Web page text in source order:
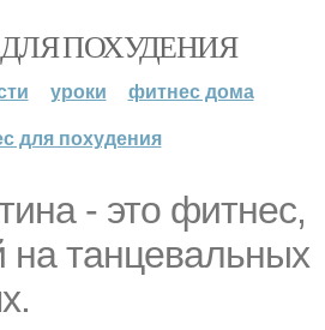
ПОХУДЕНИЯ
уроки
фитнес дома
для похудения
- это фитнес,
на танцевальных